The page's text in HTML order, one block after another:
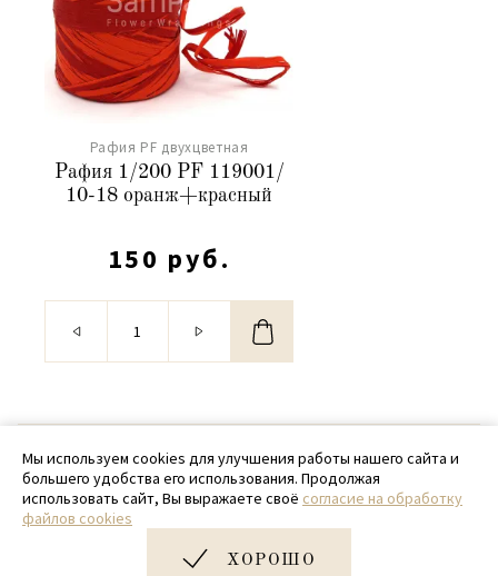
Рафия PF двухцветная
Рафия 1/200 PF 119001/
10-18 оранж+красный
150 руб.
© 2020 - 2026 SamPack
+ 7 (918) 699-97-87
zakaz@sampack.store
Мы используем cookies для улучшения работы нашего сайта и
большего удобства его использования. Продолжая
использовать сайт, Вы выражаете своё согласие на обработку
файлов cookies
ХОРОШО